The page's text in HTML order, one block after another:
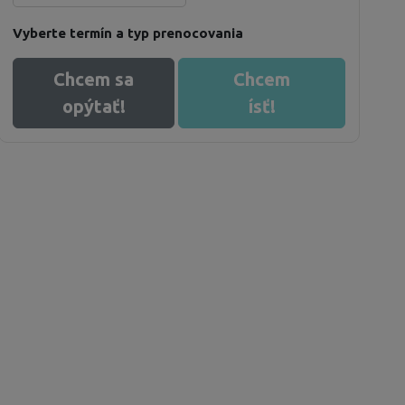
Vyberte termín a typ prenocovania
Chcem sa
opýtať!
Chcem
ísť!